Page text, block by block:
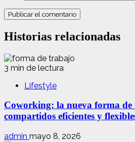
Historias relacionadas
3 min de lectura
Lifestyle
Coworking: la nueva forma de
compartidos eficientes y
admin mayo 8, 2026